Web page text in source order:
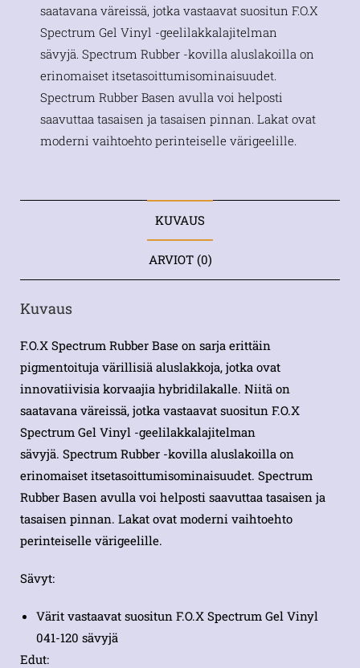
saatavana väreissä, jotka vastaavat suositun F.O.X
Spectrum Gel Vinyl -geelilakkalajitelman
sävyjä. Spectrum Rubber -kovilla aluslakoilla on
erinomaiset itsetasoittumisominaisuudet.
Spectrum Rubber Basen avulla voi helposti
saavuttaa tasaisen ja tasaisen pinnan. Lakat ovat
moderni vaihtoehto perinteiselle värigeelille.
KUVAUS
ARVIOT (0)
Kuvaus
F.O.X Spectrum Rubber Base on sarja erittäin
pigmentoituja värillisiä aluslakkoja, jotka ovat
innovatiivisia korvaajia hybridilakalle. Niitä on
saatavana väreissä, jotka vastaavat suositun F.O.X
Spectrum Gel Vinyl -geelilakkalajitelman
sävyjä. Spectrum Rubber -kovilla aluslakoilla on
erinomaiset itsetasoittumisominaisuudet. Spectrum
Rubber Basen avulla voi helposti saavuttaa tasaisen ja
tasaisen pinnan. Lakat ovat moderni vaihtoehto
perinteiselle värigeelille.
Sävyt:
Värit vastaavat suositun F.O.X Spectrum Gel Vinyl
041-120 sävyjä
Edut: